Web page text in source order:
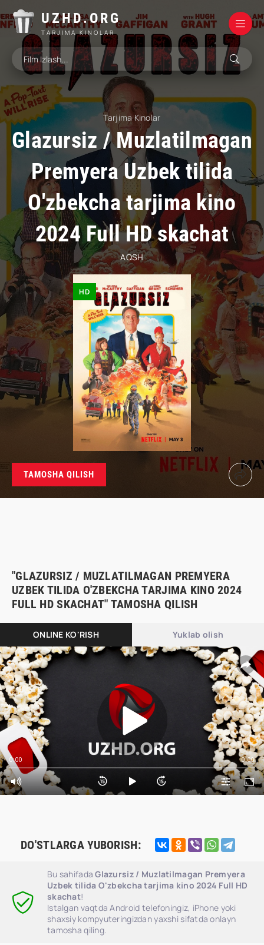
UZHD.ORG
TARJIMA KINOLAR
Tarjima Kinolar
Glazursiz / Muzlatilmagan
Premyera Uzbek tilida
O'zbekcha tarjima kino
2024 Full HD skachat
AQSH
HD
TAMOSHA QILISH
"GLAZURSIZ / MUZLATILMAGAN PREMYERA
UZBEK TILIDA O'ZBEKCHA TARJIMA KINO 2024
FULL HD SKACHAT" TAMOSHA QILISH
ONLINE KO'RISH Yuklab olish
0:00 0:00
DO'STLARGA YUBORISH:
Bu sahifadaGlazursiz / Muzlatilmagan Premyera
Uzbek tilida O'zbekcha tarjima kino 2024 Full HD
skachat!
Istalgan vaqtda Android telefoningiz, iPhone yoki
shaxsiy kompyuteringizdan yaxshi sifatda onlayn
tamosha qiling.